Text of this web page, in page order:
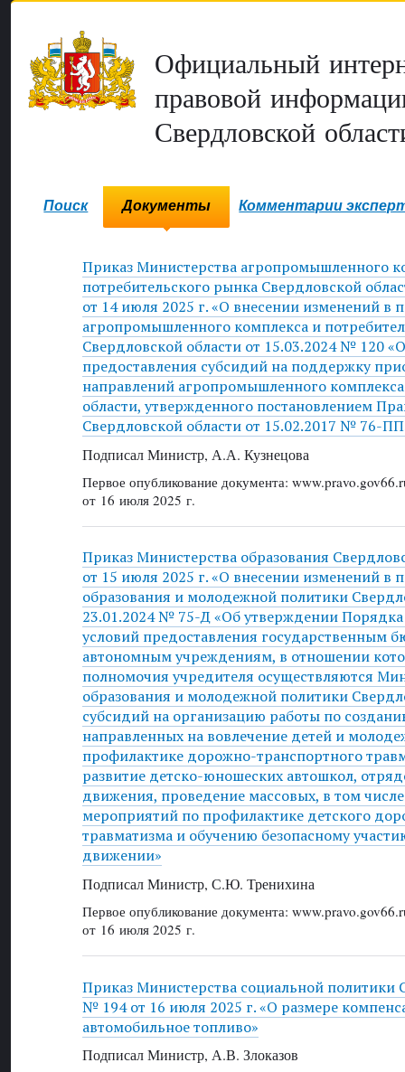
Официальный
правовой
Свердловской
Поиск Документы Комментарии
Приказ Министерства агропромышленного
потребительского рынка Свердловской
от 14 июля 2025 г. «О внесении изменений в
агропромышленного комплекса и
Свердловской области от 15.03.2024 № 120
предоставления субсидий на поддержку
направлений агропромышленного
области, утвержденного постановлением
Свердловской области от 15.02.2017 № 76-
Подписал Министр, А.А. Кузнецова
Первое опубликование документа:
от 16 июля 2025 г.
Приказ Министерства образования
от 15 июля 2025 г. «О внесении изменений в
образования и молодежной политики
23.01.2024 № 75-Д «Об утверждении
условий предоставления государственным
автономным учреждениям, в отношении
полномочия учредителя осуществляются
образования и молодежной политики
субсидий на организацию работы по
направленных на вовлечение детей и
профилактике дорожно-транспортного
развитие детско-юношеских автошкол,
движения, проведение массовых, в том
мероприятий по профилактике детского
травматизма и обучению безопасному
движении»
Подписал Министр, С.Ю. Тренихина
Первое опубликование документа:
от 16 июля 2025 г.
Приказ Министерства социальной политики
№ 194 от 16 июля 2025 г. «О размере
автомобильное топливо»
Подписал Министр, А.В. Злоказов